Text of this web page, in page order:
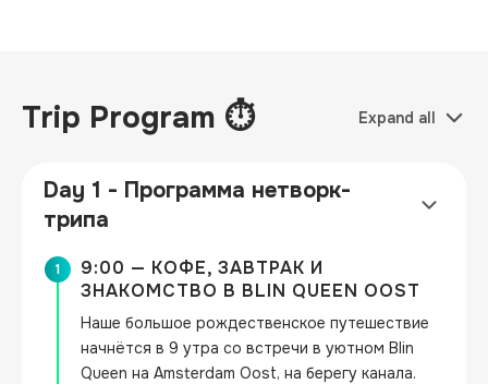
Trip Program ⏱ Expand all
Day 1 - Программа нетворк-
трипа
1
9:00 — КОФЕ, ЗАВТРАК И
ЗНАКОМСТВО В BLIN QUEEN OOST
Наше большое рождественское путешествие
начнётся в 9 утра со встречи в уютном Blin
Queen на Amsterdam Oost, на берегу канала.